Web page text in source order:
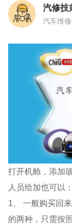
汽修技
汽车维
打开机舱，添加
人员给加也可以：
1、 一般购买回
的两种，只需按